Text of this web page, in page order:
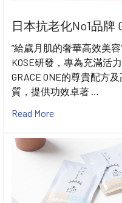
日本抗老化No1品牌
“給歲月肌的奢華高效美
KOSE研發，專為充滿活
GRACE ONE的尊貴配方
質，提供功效卓著 …
Read More